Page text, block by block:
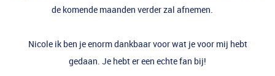
de komende maanden verder zal afnemen.
Nicole ik ben je enorm dankbaar voor wat je voor mij hebt
gedaan. Je hebt er een echte fan bij!